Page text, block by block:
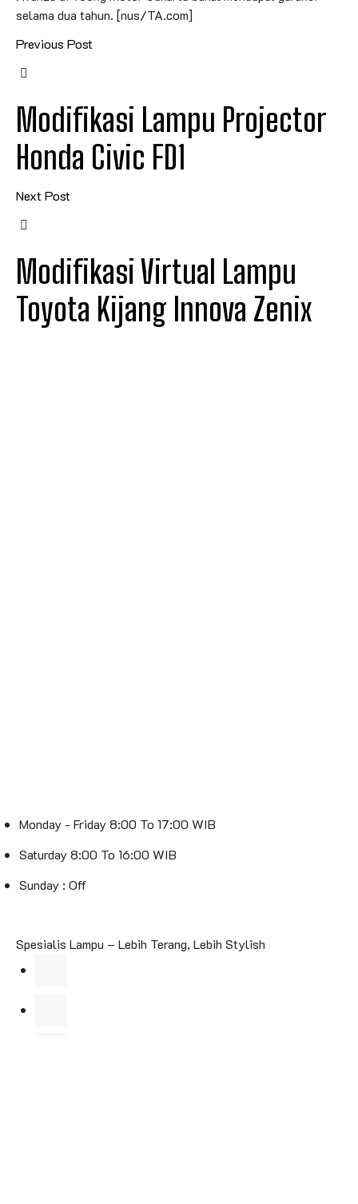
selama dua tahun. [nus/TA.com]
Previous Post
Modifikasi Lampu Projector
Honda Civic FD1
Next Post
Modifikasi Virtual Lampu
Toyota Kijang Innova Zenix
Monday - Friday 8:00 To 17:00 WIB
Saturday 8:00 To 16:00 WIB
Sunday : Off
Spesialis Lampu – Lebih Terang, Lebih Stylish